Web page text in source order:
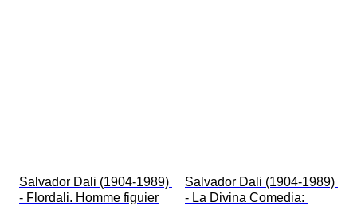
Salvador Dali (1904-1989)
- Flordali. Homme figuier
Salvador Dali (1904-1989)
- La Divina Comedia: